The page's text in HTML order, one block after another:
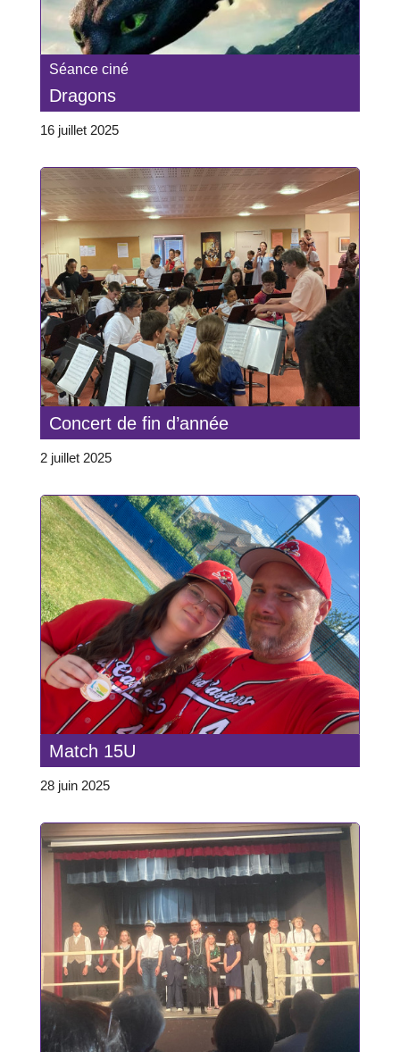
Séance ciné
Dragons
16 juillet 2025
Concert de fin d’année
2 juillet 2025
Match 15U
28 juin 2025